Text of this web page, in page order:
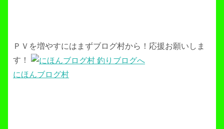
ＰＶを増やすにはまずブログ村から！応援お願いしま
す！
にほんブログ村